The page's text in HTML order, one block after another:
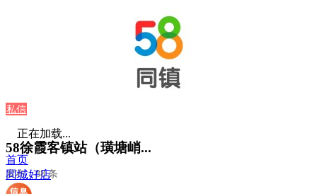
私信
58徐霞客镇站（璜塘峭...
发布：88 条
正在加载...
首页
同城好店